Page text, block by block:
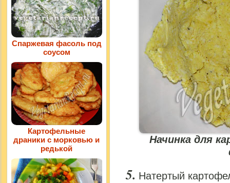
Начинка для
Натертый
Спаржевая фасоль под
соусом
Картофельные
драники с морковью и
редькой